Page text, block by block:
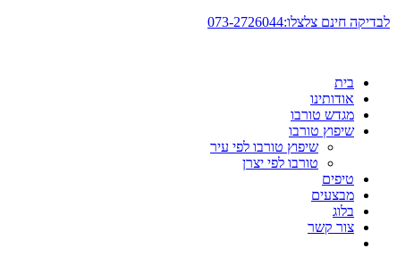
דלג
לבדיקה חינם צלצלו:073-2726044
בית
אודותינו
מגדש טורבו
שיפוץ טורבו
שיפוץ טורבו לפי עיר
טורבו לפי יצרן
טיפים
מבצעים
בלוג
צור קשר